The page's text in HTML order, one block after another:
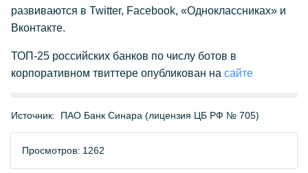
развиваются в Twitter, Facebook, «Одноклассниках» и
Вконтакте.
ТОП-25 российских банков по числу ботов в
корпоративном твиттере опубликован на сайте
Источник: ПАО Банк Синара (лицензия ЦБ РФ № 705)
Просмотров: 1262